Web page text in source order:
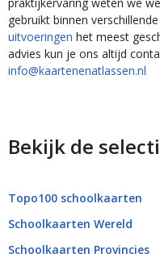
gebruikt binnen
uitvoeringen het meest
advies kun je ons altijd
info@kaartenenatlassen.nl
Bekijk de
Topo100 schoolkaarten
Schoolkaarten Wereld
Schoolkaarten Provincies